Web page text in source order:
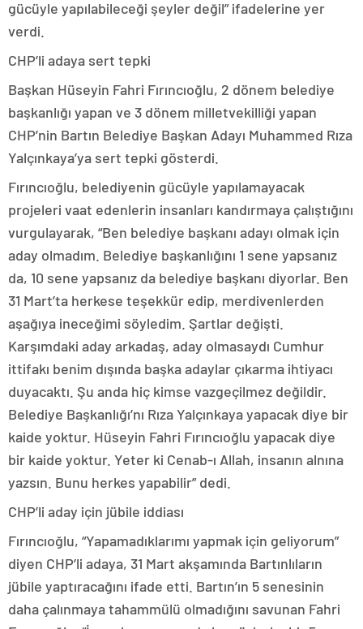
gücüyle yapılabileceği şeyler değil” ifadelerine yer
verdi.
CHP’li adaya sert tepki
Başkan Hüseyin Fahri Fırıncıoğlu, 2 dönem belediye
başkanlığı yapan ve 3 dönem milletvekilliği yapan
CHP’nin Bartın Belediye Başkan Adayı Muhammed Rıza
Yalçınkaya’ya sert tepki gösterdi.
Fırıncıoğlu, belediyenin gücüyle yapılamayacak
projeleri vaat edenlerin insanları kandırmaya çalıştığını
vurgulayarak, “Ben belediye başkanı adayı olmak için
aday olmadım. Belediye başkanlığını 1 sene yapsanız
da, 10 sene yapsanız da belediye başkanı diyorlar. Ben
31 Mart’ta herkese teşekkür edip, merdivenlerden
aşağıya ineceğimi söyledim. Şartlar değişti.
Karşımdaki aday arkadaş, aday olmasaydı Cumhur
ittifakı benim dışında başka adaylar çıkarma ihtiyacı
duyacaktı. Şu anda hiç kimse vazgeçilmez değildir.
Belediye Başkanlığı’nı Rıza Yalçınkaya yapacak diye bir
kaide yoktur. Hüseyin Fahri Fırıncıoğlu yapacak diye
bir kaide yoktur. Yeter ki Cenab-ı Allah, insanın alnına
yazsın. Bunu herkes yapabilir” dedi.
CHP’li aday için jübile iddiası
Fırıncıoğlu, “Yapamadıklarımı yapmak için geliyorum”
diyen CHP’li adaya, 31 Mart akşamında Bartınlıların
jübile yaptıracağını ifade etti. Bartın’ın 5 senesinin
daha çalınmaya tahammülü olmadığını savunan Fahri